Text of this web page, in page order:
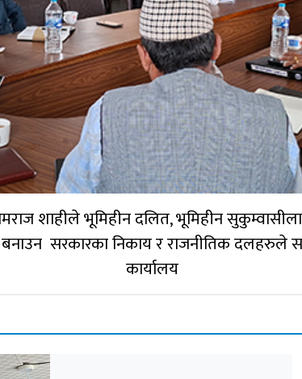
शाहीले भूमिहीन दलित, भूमिहीन
बनाउन सरकारका निकाय र राजनीतिक दलहरुले
कार्यालय